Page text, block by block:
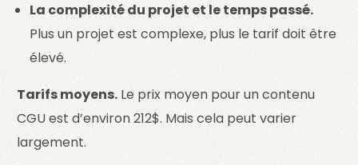
La complexité du projet et le temps passé.
Plus un projet est complexe, plus le tarif doit être
élevé.
Tarifs moyens. Le prix moyen pour un contenu
CGU est d’environ 212$. Mais cela peut varier
largement.